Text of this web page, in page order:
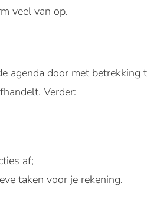
veel van op.
agenda door met
Verder:
af;
taken voor je rekening.